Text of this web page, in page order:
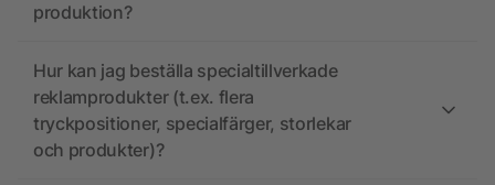
produktion?
Hur kan jag beställa specialtillverkade
reklamprodukter (t.ex. flera
tryckpositioner, specialfärger, storlekar
och produkter)?